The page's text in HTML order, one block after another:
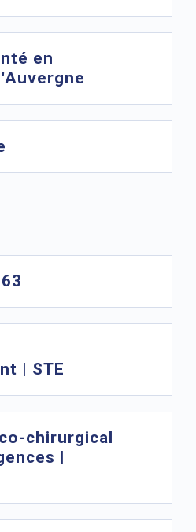
en
| STE
chirurgical
|